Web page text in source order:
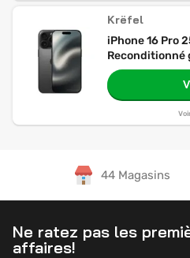
Krëfel
iPhone 16 Pro
Reconditionné
44 Magasins
Ne ratez pas les
affaires!